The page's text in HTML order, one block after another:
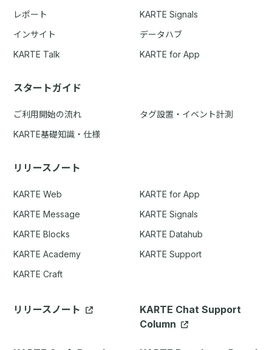
レポート
KARTE Signals
インサイト
データハブ
KARTE Talk
KARTE for App
スタートガイド
ご利用開始の流れ
タグ設置・イベント計測
KARTE基礎知識・仕様
リリースノート
KARTE Web
KARTE for App
KARTE Message
KARTE Signals
KARTE Blocks
KARTE Datahub
KARTE Academy
KARTE Support
KARTE Craft
リリースノート
KARTE Chat Support
Column